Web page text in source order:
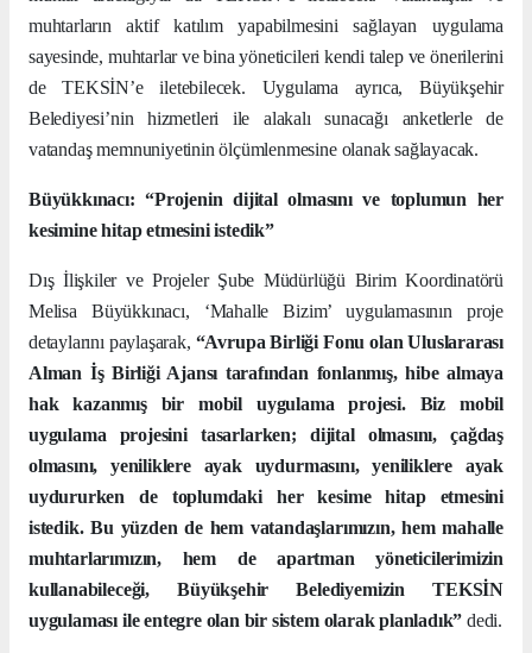
muhtarların aktif katılım yapabilmesini sağlayan uygulama
sayesinde, muhtarlar ve bina yöneticileri kendi talep ve önerilerini
de TEKSİN’e iletebilecek. Uygulama ayrıca, Büyükşehir
Belediyesi’nin hizmetleri ile alakalı sunacağı anketlerle de
vatandaş memnuniyetinin ölçümlenmesine olanak sağlayacak.
Büyükkınacı: “Projenin dijital olmasını ve toplumun her
kesimine hitap etmesini istedik”
Dış İlişkiler ve Projeler Şube Müdürlüğü Birim Koordinatörü
Melisa Büyükkınacı, ‘Mahalle Bizim’ uygulamasının proje
detaylarını paylaşarak, “Avrupa Birliği Fonu olan Uluslararası
Alman İş Birliği Ajansı tarafından fonlanmış, hibe almaya
hak kazanmış bir mobil uygulama projesi. Biz mobil
uygulama projesini tasarlarken; dijital olmasını, çağdaş
olmasını, yeniliklere ayak uydurmasını, yeniliklere ayak
uydururken de toplumdaki her kesime hitap etmesini
istedik. Bu yüzden de hem vatandaşlarımızın, hem mahalle
muhtarlarımızın, hem de apartman yöneticilerimizin
kullanabileceği, Büyükşehir Belediyemizin TEKSİN
uygulaması ile entegre olan bir sistem olarak planladık” dedi.